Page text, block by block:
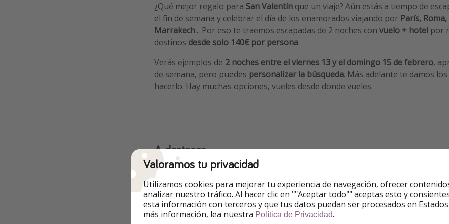
¿Qué mejor regalo para San Valentín que un viaje? Aún estás a tiempo de
el fin de semana y celebrar el día de los enamorados viajando por París,
Marrakech... Por eso te traemos escapadas de 2 noches con vuelo + hotel por
destinos desde solo 140€ por persona.
Verás ejemplos de 2 noches entre el viernes 13 y el domingo 15 de febrero,
de semana, pero puedes personalizar la búsqueda. Más adelante te damos
hacerlo. Hay muchas opciones, vueles desde donde vueles.
A destacar
Ideal parejas
Valoramos tu privacidad
Utilizamos cookies para mejorar tu experiencia de navegación, ofrecer
analizar nuestro tráfico. Al hacer clic en ""Aceptar todo"" aceptas esto y
esta información con terceros y que tus datos puedan ser procesados en Estados
más información, lea nuestra Política de Privacidad.